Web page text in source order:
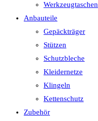
Werkzeugtaschen
Anbauteile
Gepäckträger
Stützen
Schutzbleche
Kleidernetze
Klingeln
Kettenschutz
Zubehör